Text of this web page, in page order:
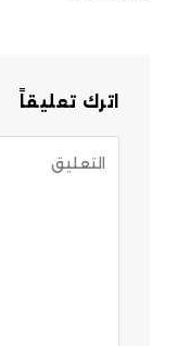
اترك تعليقاً